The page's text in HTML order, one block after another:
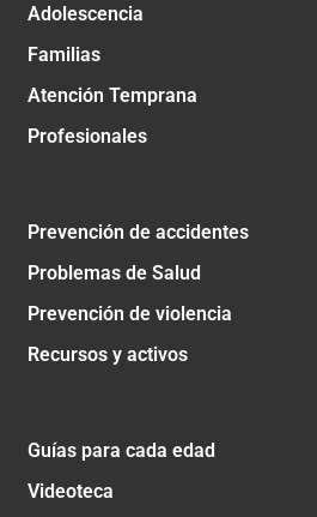
Adolescencia
Familias
Atención Temprana
Profesionales
Prevención de accidentes
Problemas de Salud
Prevención de violencia
Recursos y activos
Guías para cada edad
Videoteca